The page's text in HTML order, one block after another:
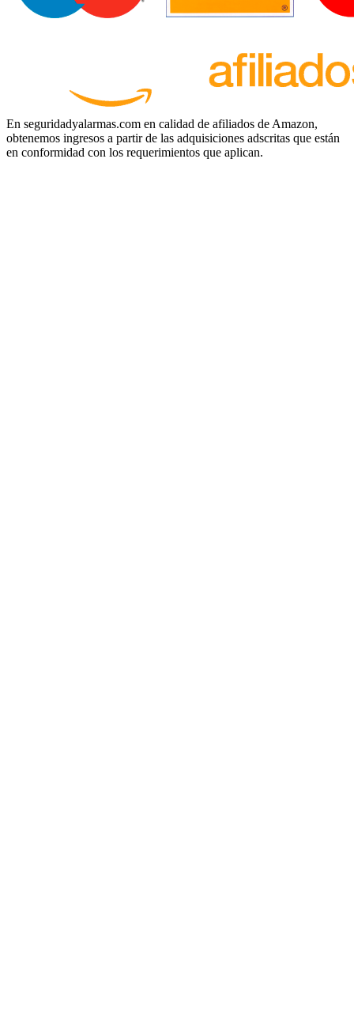
En seguridadyalarmas.com en calidad de afiliados de Amazon,
obtenemos ingresos a partir de las adquisiciones adscritas que están
en conformidad con los requerimientos que aplican.